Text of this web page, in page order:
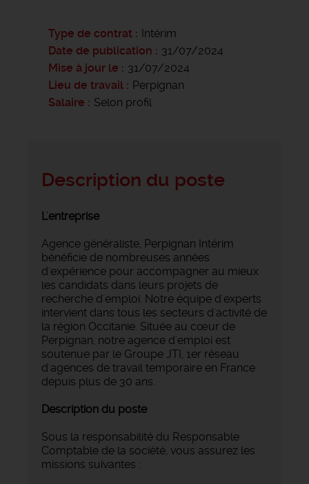
Type de contrat
Intérim
Date de publication
31/07/2024
Mise à jour le
31/07/2024
Lieu de travail
Perpignan
Salaire
Selon profil
Description du poste
L'entreprise
Agence généraliste, Perpignan Intérim
bénéficie de nombreuses années
d'expérience pour accompagner au mieux
les candidats dans leurs projets de
recherche d'emploi. Notre équipe d'experts
intervient dans tous les secteurs d'activité de
la région Occitanie. Située au cœur de
Perpignan, notre agence d'emploi est
soutenue par le Groupe JTI, 1er réseau
d'agences de travail temporaire en France
depuis plus de 30 ans.
Description du poste
Sous la responsabilité du Responsable
Comptable de la société, vous assurez les
missions suivantes :